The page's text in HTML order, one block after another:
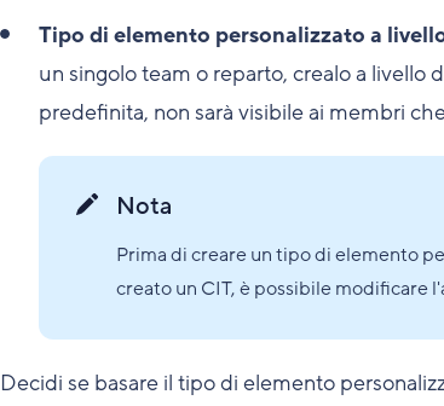
Tipo di elemento personalizzato a
un singolo team o reparto, crealo a livello
predefinita, non sarà visibile ai membri
Nota
Prima di creare un tipo di elemento
creato un CIT, è possibile modificare
Decidi se basare il tipo di elemento